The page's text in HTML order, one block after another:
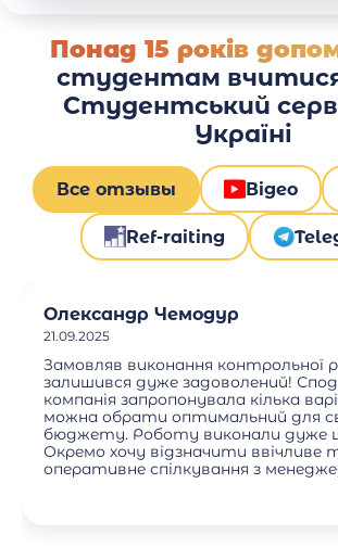
Понад 15 років
студентам вчитися
Студентський
Україні
Все отзывы Відео
Ref-raiting
Олександр Чемодур
21.09.2025
Замовляв виконання контрольної
залишився дуже задоволений!
компанія запропонувала кілька
можна обрати оптимальний для
бюджету. Роботу виконали дуже
Окремо хочу відзначити ввічливе
оперативне спілкування з